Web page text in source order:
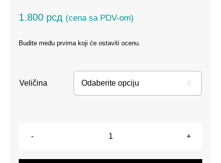
1.800 рсд (cena sa PDV-om)
Budite među prvima koji će ostaviti ocenu.
Veličina 